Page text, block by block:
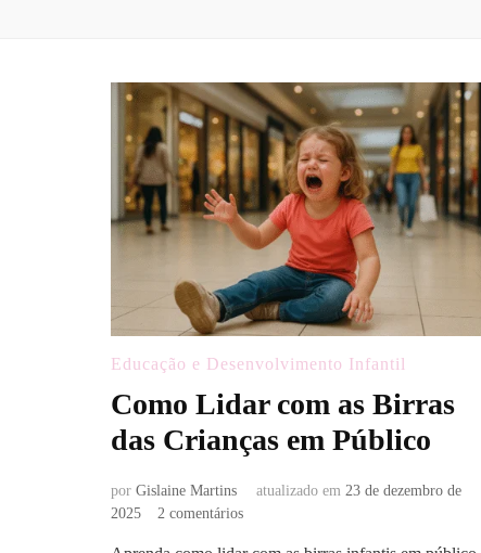
Educação e Desenvolvimento Infantil
Como Lidar com as Birras
das Crianças em Público
por Gislaine Martins atualizado em 23 de dezembro de
2025
2 comentáriosem